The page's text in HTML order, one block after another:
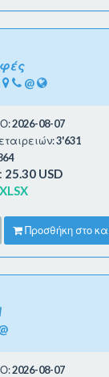
@
2026-08-07
3'631
25.30 USD
Προσθήκη στο
2026-08-07